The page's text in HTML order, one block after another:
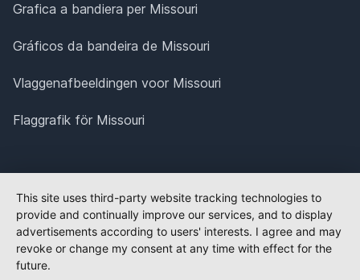
Grafica a bandiera per Missouri
Gráficos da bandeira de Missouri
Vlaggenafbeeldingen voor Missouri
Flaggrafik för Missouri
This site uses third-party website tracking technologies to
provide and continually improve our services, and to display
advertisements according to users' interests. I agree and may
revoke or change my consent at any time with effect for the
future.